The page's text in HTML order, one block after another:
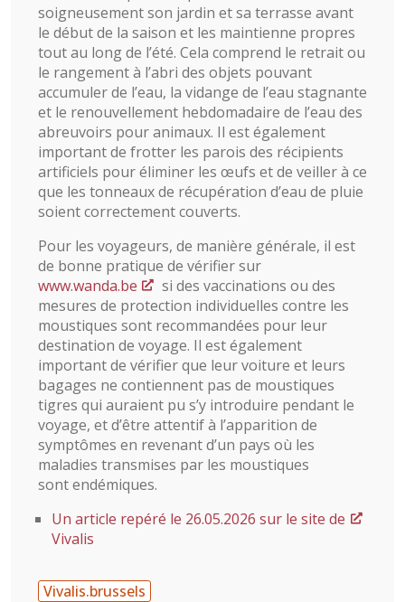
soigneusement son jardin et sa terrasse avant
le début de la saison et les maintienne propres
tout au long de l’été. Cela comprend le retrait ou
le rangement à l’abri des objets pouvant
accumuler de l’eau, la vidange de l’eau stagnante
et le renouvellement hebdomadaire de l’eau des
abreuvoirs pour animaux. Il est également
important de frotter les parois des récipients
artificiels pour éliminer les œufs et de veiller à ce
que les tonneaux de récupération d’eau de pluie
soient correctement couverts.
Pour les voyageurs, de manière générale, il est
de bonne pratique de vérifier sur
www.wanda.be
si des vaccinations ou des
mesures de protection individuelles contre les
moustiques sont recommandées pour leur
destination de voyage. Il est également
important de vérifier que leur voiture et leurs
bagages ne contiennent pas de moustiques
tigres qui auraient pu s’y introduire pendant le
voyage, et d’être attentif à l’apparition de
symptômes en revenant d’un pays où les
maladies transmises par les moustiques
sont endémiques.
Un article repéré le 26.05.2026 sur le site de
Vivalis
Vivalis.brussels